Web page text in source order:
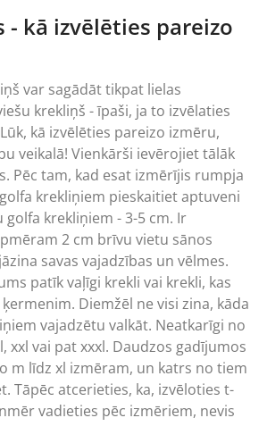
- kā izvēlēties pareizo
var sagādāt tikpat lielas
krekliņš - īpaši, ja to izvēlaties
kā izvēlēties pareizo izmēru,
veikalā! Vienkārši ievērojiet tālāk
Pēc tam, kad esat izmērījis rumpja
krekliņiem pieskaitiet aptuveni
golfa krekliņiem - 3-5 cm. Ir
2 cm brīvu vietu sānos
savas vajadzības un vēlmes.
patīk vaļīgi krekli vai krekli, kas
Diemžēl ne visi zina, kāda
vajadzētu valkāt. Neatkarīgi no
xxl vai pat xxxl. Daudzos gadījumos
m līdz xl izmēram, un katrs no tiem
Tāpēc atcerieties, ka, izvēloties t-
vadieties pēc izmēriem, nevis